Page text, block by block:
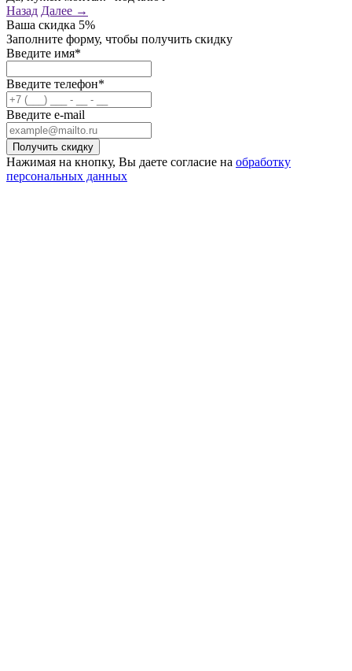
Назад Далее →
Ваша скидка 5%
Заполните форму, чтобы получить скидку
Введите имя*
Введите телефон*
Введите e-mail
Нажимая на кнопку, Вы даете согласие на обработку
персональных данных